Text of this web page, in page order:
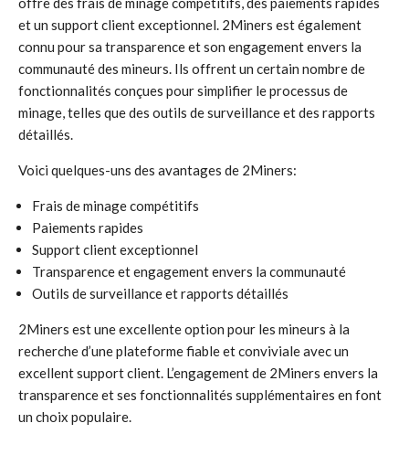
et un support client exceptionnel. 2Miners est également
connu pour sa transparence et son engagement envers la
communauté des mineurs. Ils offrent un certain nombre de
fonctionnalités conçues pour simplifier le processus de
minage, telles que des outils de surveillance et des rapports
détaillés.
Voici quelques-uns des avantages de 2Miners:
Frais de minage compétitifs
Paiements rapides
Support client exceptionnel
Transparence et engagement envers la communauté
Outils de surveillance et rapports détaillés
2Miners est une excellente option pour les mineurs à la
recherche d’une plateforme fiable et conviviale avec un
excellent support client. L’engagement de 2Miners envers la
transparence et ses fonctionnalités supplémentaires en font
un choix populaire.